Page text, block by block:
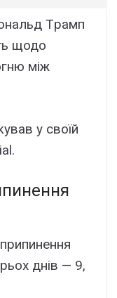
Тpaмп
щодо
між
y cвоїй
днів — 9,